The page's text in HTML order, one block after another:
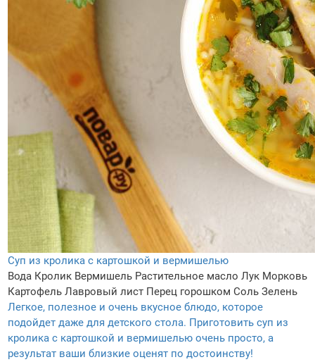
Суп из кролика с картошкой и вермишелью
Вода Кролик Вермишель Растительное масло Лук Морковь
Картофель Лавровый лист Перец горошком Соль Зелень
Легкое, полезное и очень вкусное блюдо, которое
подойдет даже для детского стола. Приготовить суп из
кролика с картошкой и вермишелью очень просто, а
результат ваши близкие оценят по достоинству!